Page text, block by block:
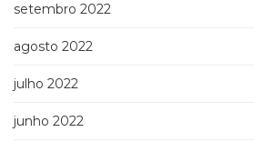
setembro 2022
agosto 2022
julho 2022
junho 2022